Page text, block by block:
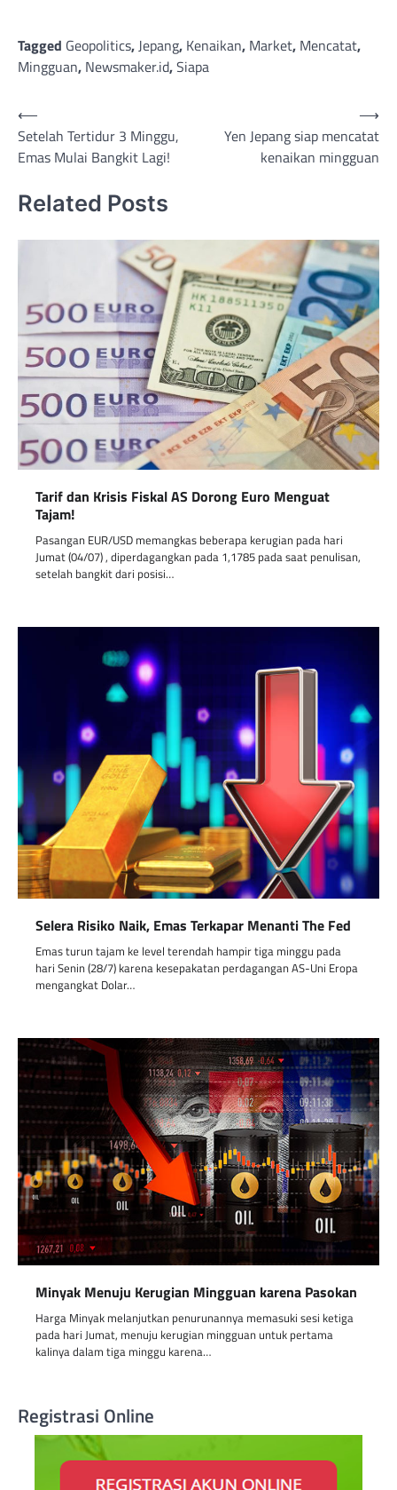
Tagged Geopolitics, Jepang, Kenaikan, Market, Mencatat,
Mingguan, Newsmaker.id,Siapa
Post
navigation
⟵
Setelah Tertidur 3 Minggu,
Emas Mulai Bangkit Lagi!
Yen Jepang siap mencatat
kenaikan mingguan
⟶
Related Posts
Tarif dan Krisis Fiskal AS Dorong Euro Menguat
Tajam!
Pasangan EUR/USD memangkas beberapa kerugian pada hari
Jumat (04/07) , diperdagangkan pada 1,1785 pada saat penulisan,
setelah bangkit dari posisi…
Selera Risiko Naik, Emas Terkapar Menanti The Fed
Emas turun tajam ke level terendah hampir tiga minggu pada
hari Senin (28/7) karena kesepakatan perdagangan AS-Uni Eropa
mengangkat Dolar…
Minyak Menuju Kerugian Mingguan karena Pasokan
Harga Minyak melanjutkan penurunannya memasuki sesi ketiga
pada hari Jumat, menuju kerugian mingguan untuk pertama
kalinya dalam tiga minggu karena…
Registrasi Online